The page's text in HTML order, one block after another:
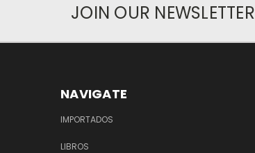
JOIN OUR NEWSLETTER
NAVIGATE
IMPORTADOS
LIBROS